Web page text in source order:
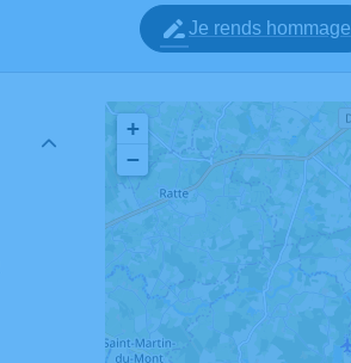
Je rends hommage
+
−